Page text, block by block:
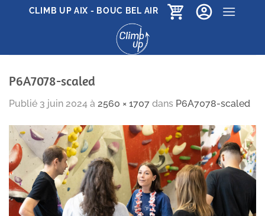
PasserCLIMB UP AIX - BOUC BEL AIR
P6A7078-scaled
Publié 3 juin 2024 à 2560 × 1707 dans P6A7078-scaled